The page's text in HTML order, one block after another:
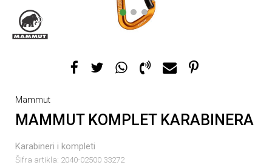
1 2 3
Mammut
MAMMUT KOMPLET KARABINERA
Karabineri i kompleti
Šifra artikla: 2040-02500 33272